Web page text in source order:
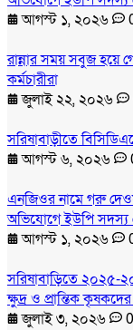
আগস্ট ১, ২০২৬
রান্নার সময় সবুজ হয়ে
কর্মচারীরা
জুলাই ২২, ২০২৬
সরিষাবাড়ীতে
আগস্ট ৬, ২০২৬
এনজিওর নামে গরু
অভিযোগে ইউপি সদস্য
আগস্ট ১, ২০২৬
সরিষাবাড়িতে ২০২৫-
ক্ষুদ্র ও প্রান্তিক
জুলাই ৩, ২০২৬
0